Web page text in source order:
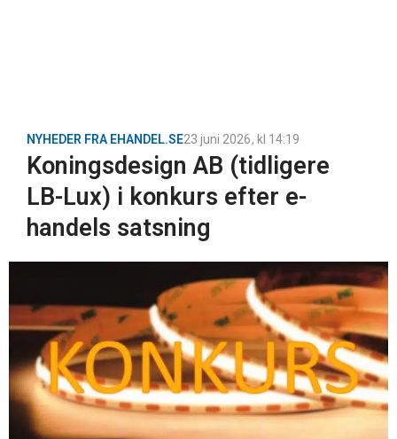
NYHEDER FRA EHANDEL.SE23 juni 2026, kl 14:19
Koningsdesign AB (tidligere
LB-Lux) i konkurs efter e-
handels satsning